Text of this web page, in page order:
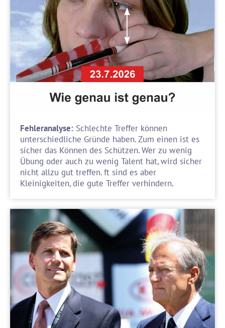
Fehleranalyse: Schlechte Treffer können
unterschiedliche Gründe haben. Zum einen ist es
sicher das Können des Schützen. Wer zu wenig
Übung oder auch zu wenig Talent hat, wird sicher
nicht allzu gut treffen. ft sind es aber
Kleinigkeiten, die gute Treffer verhindern.